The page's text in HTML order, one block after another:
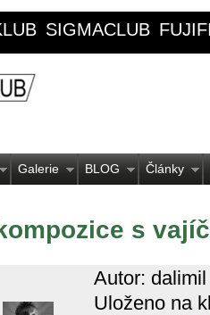
SIGMACLUB
Galerie BLOG Články
s
Autor: dalimil
Uloženo na